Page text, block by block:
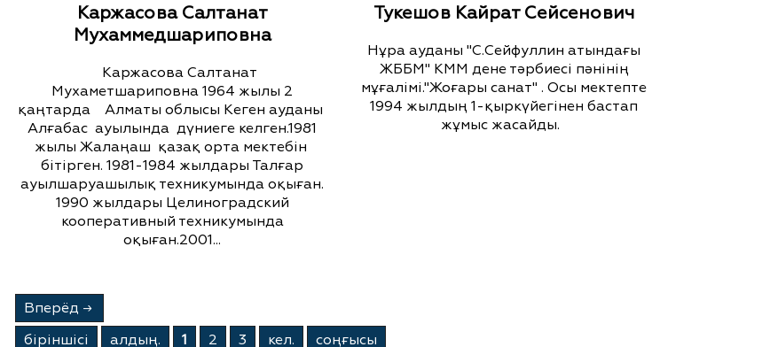
Каржасова Салтанат
Мухаммедшариповна
Каржасова Салтанат
Мухаметшариповна 1964 жылы 2
қаңтарда Алматы облысы Кеген ауданы
Алғабас ауылында дүниеге келген.1981
жылы Жалаңаш қазақ орта мектебін
бітірген. 1981-1984 жылдары Талғар
ауылшаруашылық техникумында оқыған.
1990 жылдары Целиноградский
кооперативный техникумында
оқыған.2001...
Тукешов Кайрат Сейсенович
Нұра ауданы "С.Сейфуллин атындағы
ЖББМ" КММ дене тәрбиесі пәнінің
мұғалімі."Жоғары санат" . Осы мектепте
1994 жылдың 1-қыркүйегінен бастап
жұмыс жасайды.
Вперёд →
бiрiншiсi
алдың. 1 2 3 кел. соңғысы